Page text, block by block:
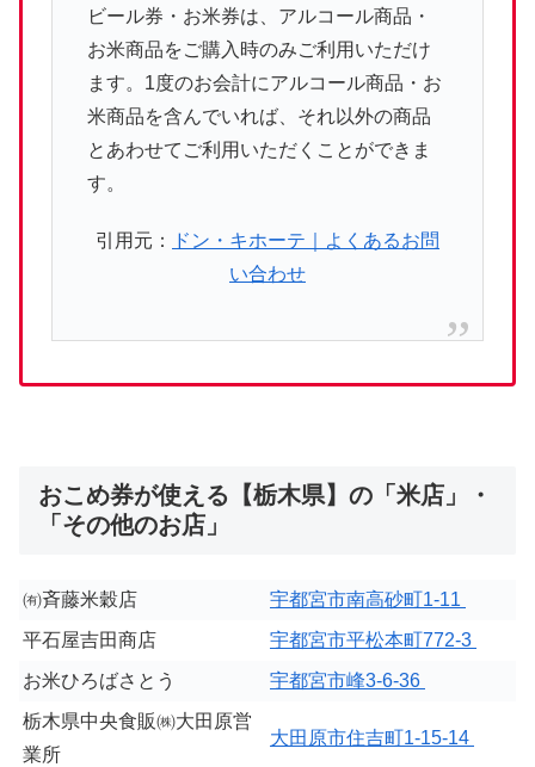
ビール券・お米券は、アルコール商品・
お米商品をご購入時のみご利用いただけ
ます。1度のお会計にアルコール商品・お
米商品を含んでいれば、それ以外の商品
とあわせてご利用いただくことができま
す。
引用元：
ドン・キホーテ｜よくあるお問
い合わせ
おこめ券が使える【栃木県】の「米店」・
「その他のお店」
㈲斉藤米穀店
宇都宮市南高砂町1-11
平石屋吉田商店
宇都宮市平松本町772-3
お米ひろばさとう
宇都宮市峰3-6-36
栃木県中央食販㈱大田原営
業所
大田原市住吉町1-15-14